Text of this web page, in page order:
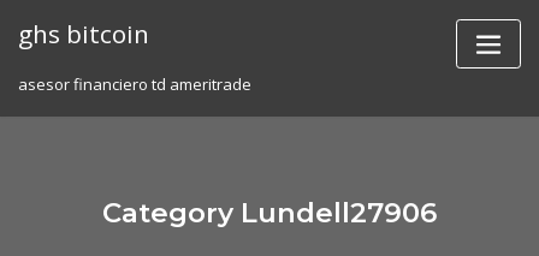
ghs bitcoin
asesor financiero td ameritrade
Category Lundell27906